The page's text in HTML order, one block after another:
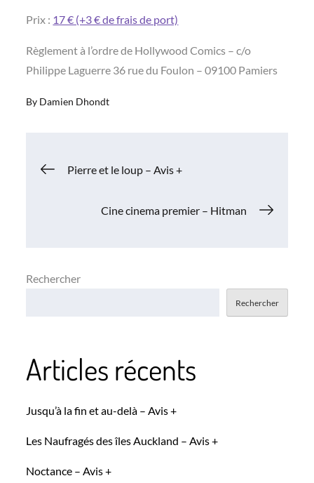
Prix : 17 € (+3 € de frais de port)
Règlement à l’ordre de Hollywood Comics – c/o
Philippe Laguerre 36 rue du Foulon – 09100 Pamiers
By Damien Dhondt
Navigation
Pierre et le loup – Avis +
Cine cinema premier – Hitman
Rechercher
Rechercher
Articles récents
Jusqu’à la fin et au-delà – Avis +
Les Naufragés des îles Auckland – Avis +
Noctance – Avis +